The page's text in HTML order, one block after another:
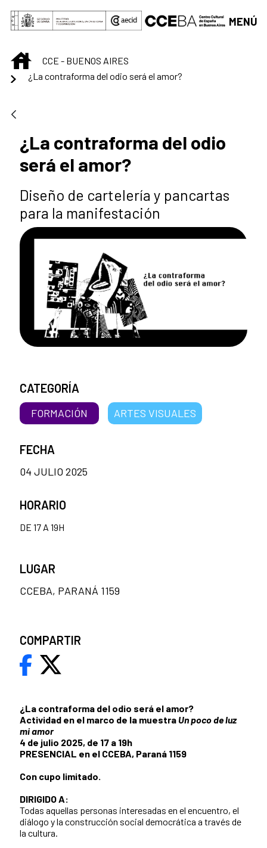
Saltar al contenido principal
MENÚ
INICIOCCE - BUENOS AIRES
¿La contraforma del odio será el amor?
¿La contraforma del odio
será el amor?
Diseño de cartelería y pancartas
para la manifestación
¿La contraforma del odio será el amor?
Actividad en el marco de la muestra Un poco de luz
mi amor
4 de julio 2025, de 17 a 19h
PRESENCIAL en el CCEBA, Paraná 1159
Con cupo limitado.
DIRIGIDO A:
Todas aquellas personas interesadas en el encuentro, el
diálogo y la construcción social democrática a través de
la cultura.
CATEGORÍA
FORMACIÓN ARTES VISUALES
FECHA
04 JULIO 2025
HORARIO
DE 17 A 19H
LUGAR
CCEBA, PARANÁ 1159
COMPARTIR